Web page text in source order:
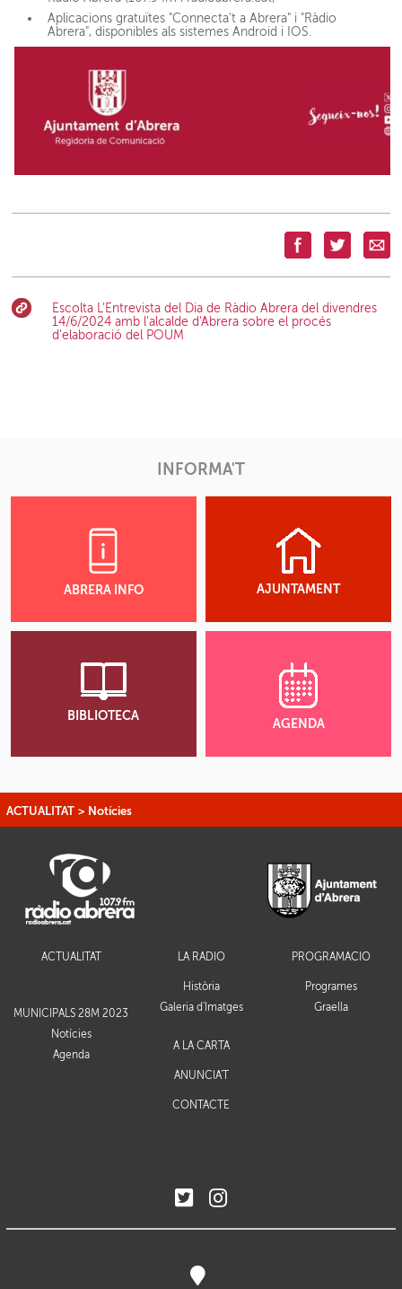
Aplicacions gratuïtes "Connecta't a Abrera" i "Ràdio
Abrera", disponibles als sistemes Android i IOS.
Escolta L'Entrevista del Dia de Ràdio Abrera del divendres
14/6/2024 amb l'alcalde d'Abrera sobre el procés
d'elaboració del POUM
INFORMA'T
ABRERA INFO AJUNTAMENT
BIBLIOTECA
AGENDA
ACTUALITAT > Notícies
ACTUALITAT
MUNICIPALS 28M 2023
Notícies
Agenda
LA RÀDIO
Història
Galeria d'Imatges
PROGRAMACIÓ
Programes
Graella
A LA CARTA
ANUNCIA'T
CONTACTE